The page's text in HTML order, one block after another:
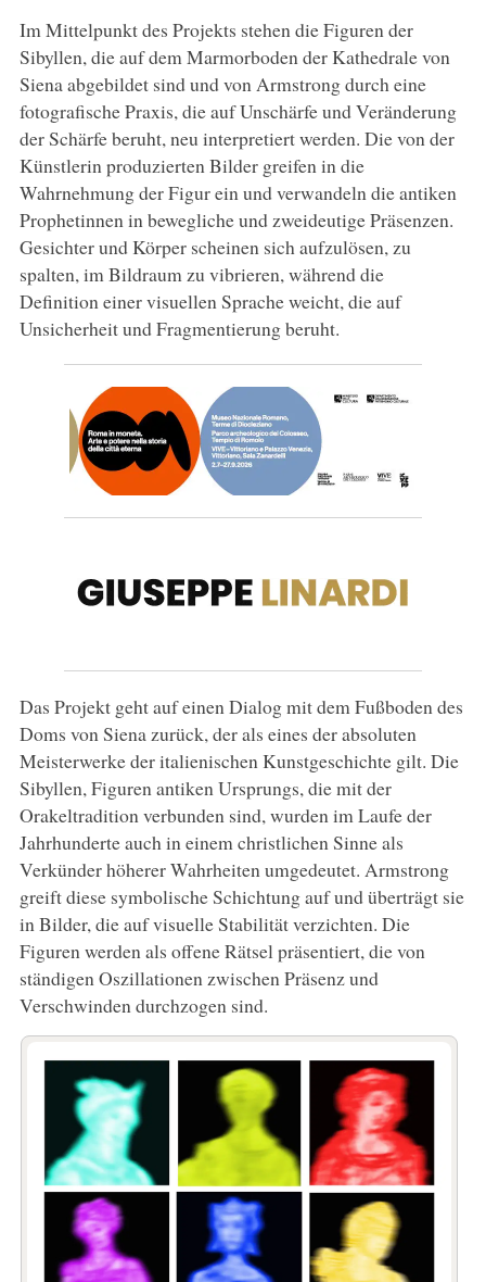
Im Mittelpunkt des Projekts stehen die Figuren der
Sibyllen, die auf dem Marmorboden der Kathedrale von
Siena abgebildet sind und von Armstrong durch eine
fotografische Praxis, die auf Unschärfe und Veränderung
der Schärfe beruht, neu interpretiert werden. Die von der
Künstlerin produzierten Bilder greifen in die
Wahrnehmung der Figur ein und verwandeln die antiken
Prophetinnen in bewegliche und zweideutige Präsenzen.
Gesichter und Körper scheinen sich aufzulösen, zu
spalten, im Bildraum zu vibrieren, während die
Definition einer visuellen Sprache weicht, die auf
Unsicherheit und Fragmentierung beruht.
Das Projekt geht auf einen Dialog mit dem Fußboden des
Doms von Siena zurück, der als eines der absoluten
Meisterwerke der italienischen Kunstgeschichte gilt. Die
Sibyllen, Figuren antiken Ursprungs, die mit der
Orakeltradition verbunden sind, wurden im Laufe der
Jahrhunderte auch in einem christlichen Sinne als
Verkünder höherer Wahrheiten umgedeutet. Armstrong
greift diese symbolische Schichtung auf und überträgt sie
in Bilder, die auf visuelle Stabilität verzichten. Die
Figuren werden als offene Rätsel präsentiert, die von
ständigen Oszillationen zwischen Präsenz und
Verschwinden durchzogen sind.